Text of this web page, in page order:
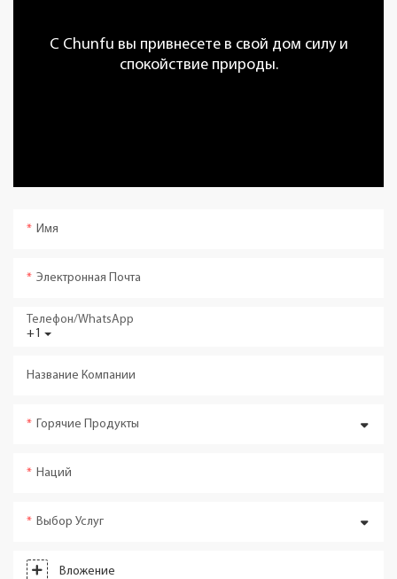
С Chunfu вы привнесете в свой дом силу и
спокойствие природы.
Имя
Электронная Почта
+1
Телефон/WhatsApp
Название Компании
Горячие Продукты
Наций
Выбор Услуг
Вложение